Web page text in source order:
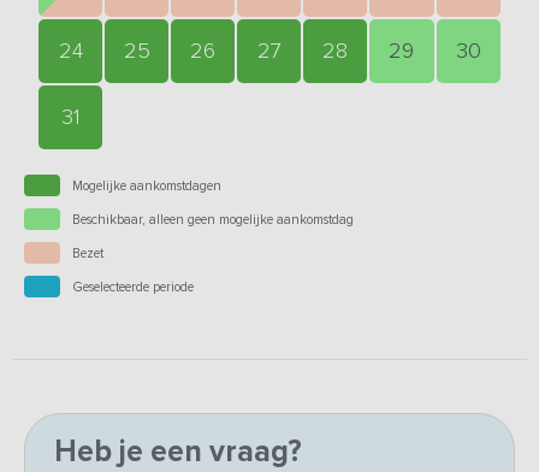
24 25 26 27 28 29 30
31
Mogelijke aankomstdagen
Beschikbaar, alleen geen mogelijke aankomstdag
Bezet
Geselecteerde periode
Heb je een vraag?